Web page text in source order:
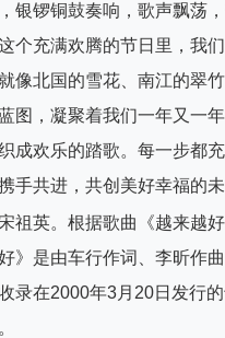
银锣铜鼓奏响，歌声飘荡
个充满欢腾的节日里，我
像北国的雪花、南江的翠
图，凝聚着我们一年又一
成欢乐的踏歌。每一步都
手共进，共创美好幸福的未
祖英。根据歌曲《越来越
》是由车行作词、李昕作
录在2000年3月20日发行